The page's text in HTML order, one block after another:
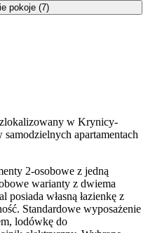
w Krynicy-
apartamentach
2-osobowe z jedną
warianty z dwiema
własną łazienkę z
Standardowe wyposażenie
lodówkę do
pokoje (7)